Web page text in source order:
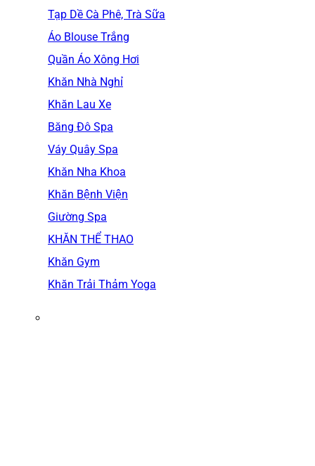
Tạp Dề Cà Phê, Trà Sữa
Áo Blouse Trắng
Quần Áo Xông Hơi
Khăn Nhà Nghỉ
Khăn Lau Xe
Băng Đô Spa
Váy Quây Spa
Khăn Nha Khoa
Khăn Bệnh Viện
Giường Spa
KHĂN THỂ THAO
Khăn Gym
Khăn Trải Thảm Yoga